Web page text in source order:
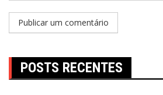
POSTS RECENTES